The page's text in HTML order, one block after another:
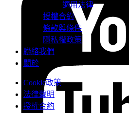
適用法律
授權合約
條款與條件
隱私權政策
聯絡我們
關於
Cookie政策
法律聲明
授權合約